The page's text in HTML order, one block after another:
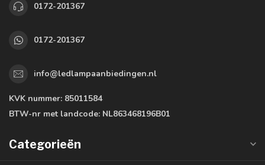
0172-201367
0172-201367
info@ledlampaanbiedingen.nl
KVK nummer: 85011584
BTW-nr met landcode: NL863468196B01
Categorieën